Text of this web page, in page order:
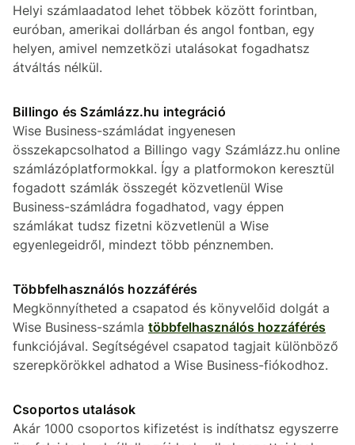
Helyi számlaadatod lehet többek között forintban,
euróban, amerikai dollárban és angol fontban, egy
helyen, amivel nemzetközi utalásokat fogadhatsz
átváltás nélkül.
Billingo és Számlázz.hu integráció
Wise Business-számládat ingyenesen
összekapcsolhatod a Billingo vagy Számlázz.hu online
számlázóplatformokkal. Így a platformokon keresztül
fogadott számlák összegét közvetlenül Wise
Business-számládra fogadhatod, vagy éppen
számlákat tudsz fizetni közvetlenül a Wise
egyenlegeidről, mindezt több pénznemben.
Többfelhasználós hozzáférés
Megkönnyítheted a csapatod és könyvelőid dolgát a
Wise Business-számla többfelhasználós hozzáférés
funkciójával. Segítségével csapatod tagjait különböző
szerepkörökkel adhatod a Wise Business-fiókodhoz.
Csoportos utalások
Akár 1000 csoportos kifizetést is indíthatsz egyszerre